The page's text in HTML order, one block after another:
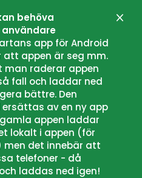
behöva
app för Android
appen är seg mm.
man raderar appen
fall och laddar ned
bättre. Den
av en ny app
appen laddar
lokalt i appen (för
det innebär att
telefoner - då
laddas ned igen!
Lukk